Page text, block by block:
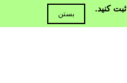
کنید.
بستن